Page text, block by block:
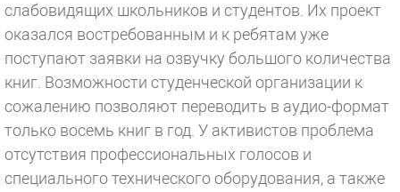
слабовидящих шко­льников и студентов. Их проект
оказался востребованным и к ребятам уже
поступают заявки на озвучку большого количества
книг. Возможности студенческой органи­зации к
сожалению позволяют пере­водить в аудио-формат
только восемь книг в год. У активистов проблем­а
отсутствия профес­сиональных голосов и
специально­го технического обор­удования, а также